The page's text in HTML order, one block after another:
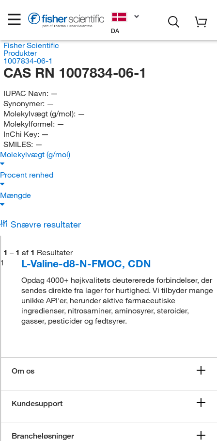
DA
Fisher Scientific
Produkter
1007834-06-1
CAS RN 1007834-06-1
IUPAC Navn: —
Synonymer: —
Molekylvægt (g/mol): —
Molekylformel: —
InChi Key: —
SMILES: —
Molekylvægt (g/mol)
Procent renhed
Mængde
Snævre resultater
1 – 1 af 1 Resultater
1
L-Valine-d8-N-FMOC, CDN
Opdag 4000+ højkvalitets deutererede forbindelser, der
sendes direkte fra lager for hurtighed. Vi tilbyder mange
unikke API'er, herunder aktive farmaceutiske
ingredienser, nitrosaminer, aminosyrer, steroider,
gasser, pesticider og fedtsyrer.
Om os
Kundesupport
Brancheløsninger